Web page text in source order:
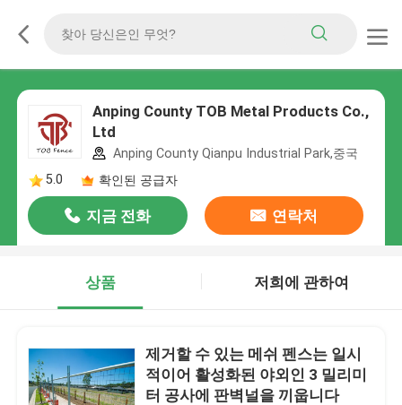
Anping County TOB Metal Products Co.,
Ltd
Anping County Qianpu Industrial Park,중국
5.0
확인된 공급자
지금 전화 연락처
상품 저희에 관하여
제거할 수 있는 메쉬 펜스는 일시
적이어 활성화된 야외인 3 밀리미
터 공사에 판벽널을 끼웁니다